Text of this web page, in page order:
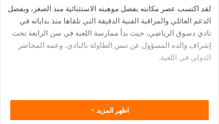
لقد اكتسب عصر مكانته بفضل موهبته الاستثنائية منذ الصغر، وبفضل
الدعم العائلي والمراقبة الفنية الدقيقة التي تلقاها منذ بداياته في
نادي دسوق الرياضي، حيث بدأ ممارسة اللعبة في سن الرابعة تحت
إشراف والده المسؤول عن تنس الطاولة بالنادي، وعمه المحاضر
الدولي في اللعبة.
في سن الثانية عشرة، انضم عمر عصر إلى النادي الأهلي وشارك
في أول بطولة للأندية العربية باليمن، ليصبح أصغر اللاعبين
اظهر المزيد